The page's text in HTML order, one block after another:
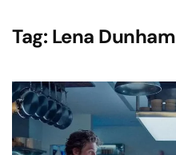
Tag: Lena Dunham